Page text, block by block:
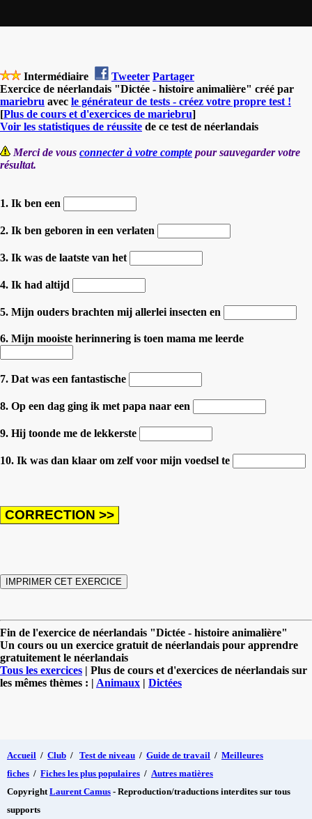
Intermédiaire Tweeter Partager
Exercice de néerlandais "Dictée - histoire animalière" créé par
mariebru avec le générateur de tests - créez votre propre test !
[Plus de cours et d'exercices de mariebru]
Voir les statistiques de réussite de ce test de néerlandais
Merci de vous connecter à votre compte pour sauvegarder votre
résultat.
1. Ik ben een
2. Ik ben geboren in een verlaten
3. Ik was de laatste van het
4. Ik had altijd
5. Mijn ouders brachten mij allerlei insecten en
6. Mijn mooiste herinnering is toen mama me leerde
7. Dat was een fantastische
8. Op een dag ging ik met papa naar een
9. Hij toonde me de lekkerste
10. Ik was dan klaar om zelf voor mijn voedsel te
Fin de l'exercice de néerlandais "Dictée - histoire animalière"
Un cours ou un exercice gratuit de néerlandais pour apprendre
gratuitement le néerlandais
Tous les exercices | Plus de cours et d'exercices de néerlandais sur
les mêmes thèmes : | Animaux | Dictées
Accueil / Club / Test de niveau / Guide de travail / Meilleures
fiches / Fiches les plus populaires / Autres matières
Copyright Laurent Camus - Reproduction/traductions interdites sur tous
supports